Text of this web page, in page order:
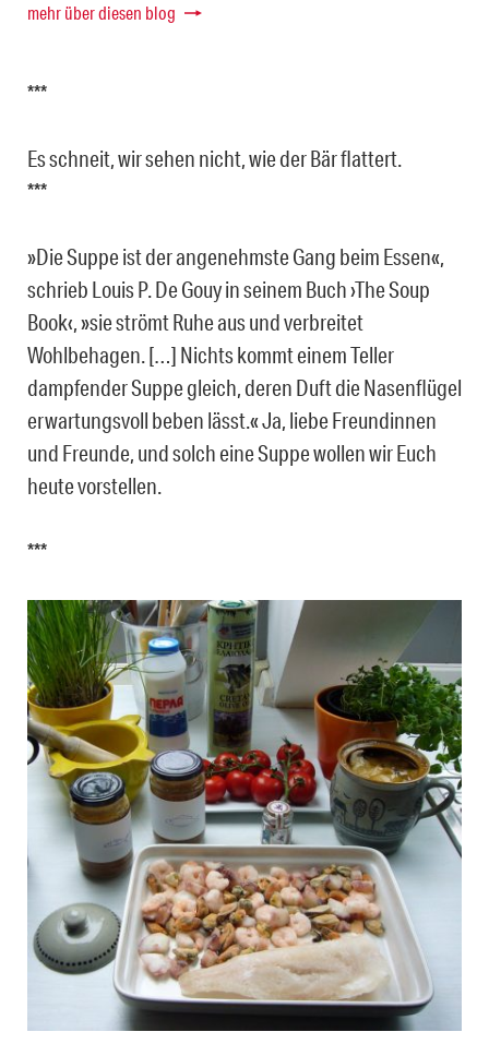
mehr über diesen blog
***
Es schneit, wir sehen nicht, wie der Bär flattert.
***
»Die Suppe ist der angenehmste Gang beim Essen«,
schrieb Louis P. De Gouy in seinem Buch ›The Soup
Book‹, »sie strömt Ruhe aus und verbreitet
Wohlbehagen. […] Nichts kommt einem Teller
dampfender Suppe gleich, deren Duft die Nasenflügel
erwartungsvoll beben lässt.« Ja, liebe Freundinnen
und Freunde, und solch eine Suppe wollen wir Euch
heute vorstellen.
***